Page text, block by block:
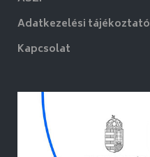
Adatkezelési tájékoztató
Kapcsolat